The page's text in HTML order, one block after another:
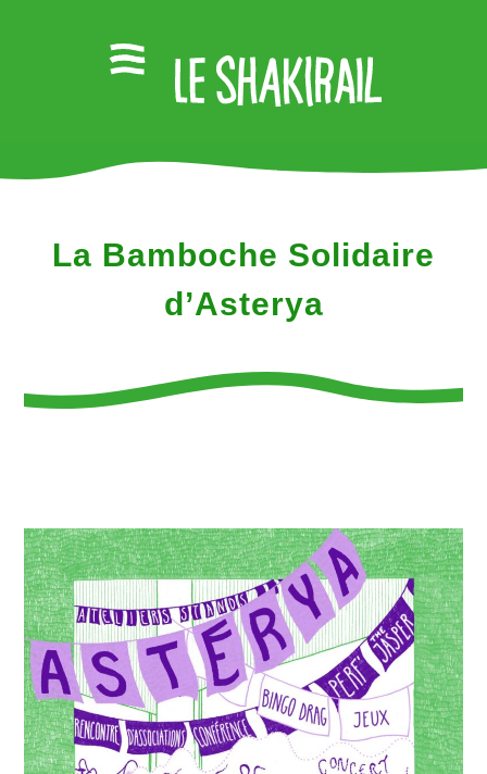
La Bamboche Solidaire
d’Asterya